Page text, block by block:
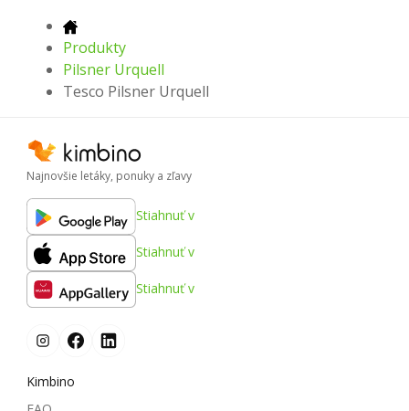
Produkty
Pilsner Urquell
Tesco Pilsner Urquell
Najnovšie letáky, ponuky a zľavy
Stiahnuť v
Stiahnuť v
Stiahnuť v
Kimbino